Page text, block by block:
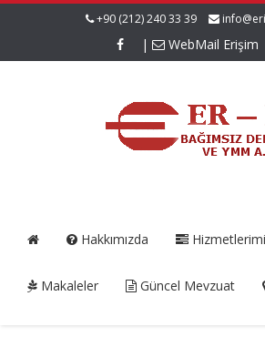
+90 (212) 240 33 39
| WebMail Erişim
Hakkımızda
Makaleler Güncel Mevzuat